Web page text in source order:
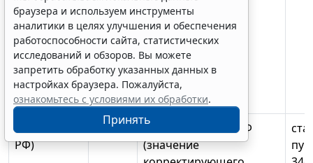
дЕНВД (МЭР
РФ)
4.2.1
р. 2 ст.050 = МЭР РФ
(значение
Принять
Erid: 4CQwVszH9pWwojUA9Q3 Реклама
Получите полный доступ к системе
ГАРАНТ бесплатно на 3 дня!
Получить доступ